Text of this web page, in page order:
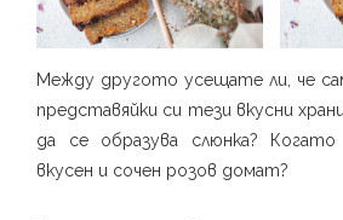
Между другото усещате ли, че
представяйки си тези вкусни
да се образува слюнка?
вкусен и сочен розов домат?⁣